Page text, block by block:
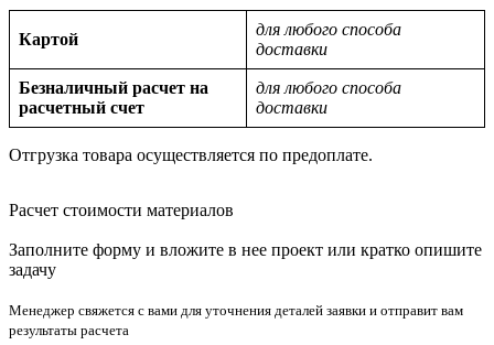
Картой
для любого способа
доставки
Безналичный расчет на
расчетный счет
для любого способа
доставки
Отгрузка товара осуществляется по предоплате.
Расчет стоимости материалов
Заполните форму и вложите в нее проект или кратко опишите
задачу
Менеджер свяжется с вами для уточнения деталей заявки и отправит вам
результаты расчета